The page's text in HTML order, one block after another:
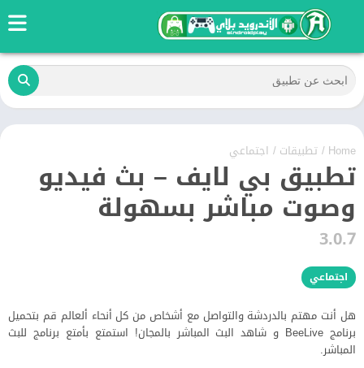
Home
/ تطبيقات / اجتماعي
تطبيق بي لايف – بث فيديو
وصوت مباشر بسهولة
3.0.7
اجتماعي
هل أنت مهتم بالدردشة والتواصل مع أشخاص من كل أنحاء ألعالم قم بتحميل
برنامج BeeLive و شاهد البث المباشر بالمجان! استمتع بأمتع برنامج للبث
المباشر.